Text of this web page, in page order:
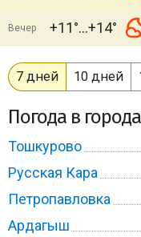
Вечер +11° +14°
7 дней 10 дней
Погода в
Тошкурово
Русская Кара
Петропавловка
Ардагыш